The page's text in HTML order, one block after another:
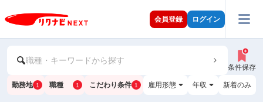
会員登録 ログイン
職種・キーワードから探す
条件保存
勤務地 1 職種 1 こだわり条件 1 雇用形態 年収 新着のみ